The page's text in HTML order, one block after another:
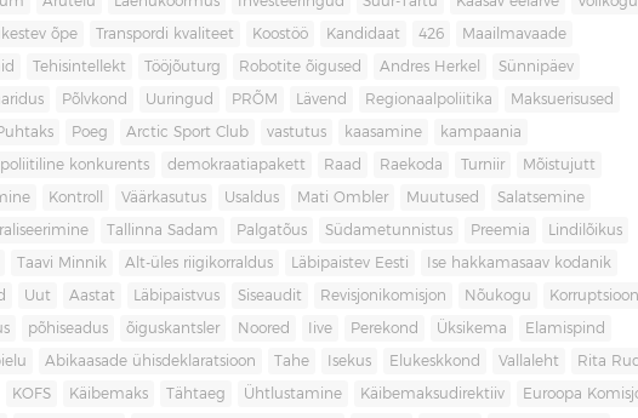
õpe Transpordi kvaliteet Koostöö Kandidaat 426 Maailmavaade
Tehisintellekt Tööjõuturg Robotite õigused Andres Herkel Sünnipäev
Põlvkond Uuringud PRÕM Lävend Regionaalpoliitika Maksuerisused
Poeg Arctic Sport Club vastutus kaasamine kampaania
poliitiline konkurents demokraatiapakett Raad Raekoda Turniir Mõistujutt
Kontroll Väärkasutus Usaldus Mati Ombler Muutused Salatsemine
Tallinna Sadam Palgatõus Südametunnistus Preemia Lindilõikus
Taavi Minnik Alt-üles riigikorraldus Läbipaistev Eesti Ise hakkamasaav kodanik
Uut Aastat Läbipaistvus Siseaudit Revisjonikomisjon Nõukogu
põhiseadus õiguskantsler Noored Iive Perekond Üksikema Elamispind
Abikaasade ühisdeklaratsioon Tahe Isekus Elukeskkond Vallaleht Rita
KOFS Käibemaks Tähtaeg Ühtlustamine Käibemaksudirektiiv Euroopa